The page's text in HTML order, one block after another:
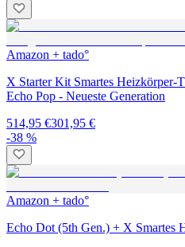
Amazon + tado°
X Starter Kit Smartes Heizkörper-
Echo Pop - Neueste Generation
514,95 €301,95 €
-38 %
Amazon + tado°
Echo Dot (5th Gen.) + X Smartes